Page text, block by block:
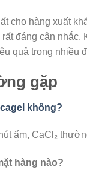
cho hàng xuất
rất đáng cân
quả trong nhiều
gặp
không?
ẩm, CaCl₂
hàng nào?